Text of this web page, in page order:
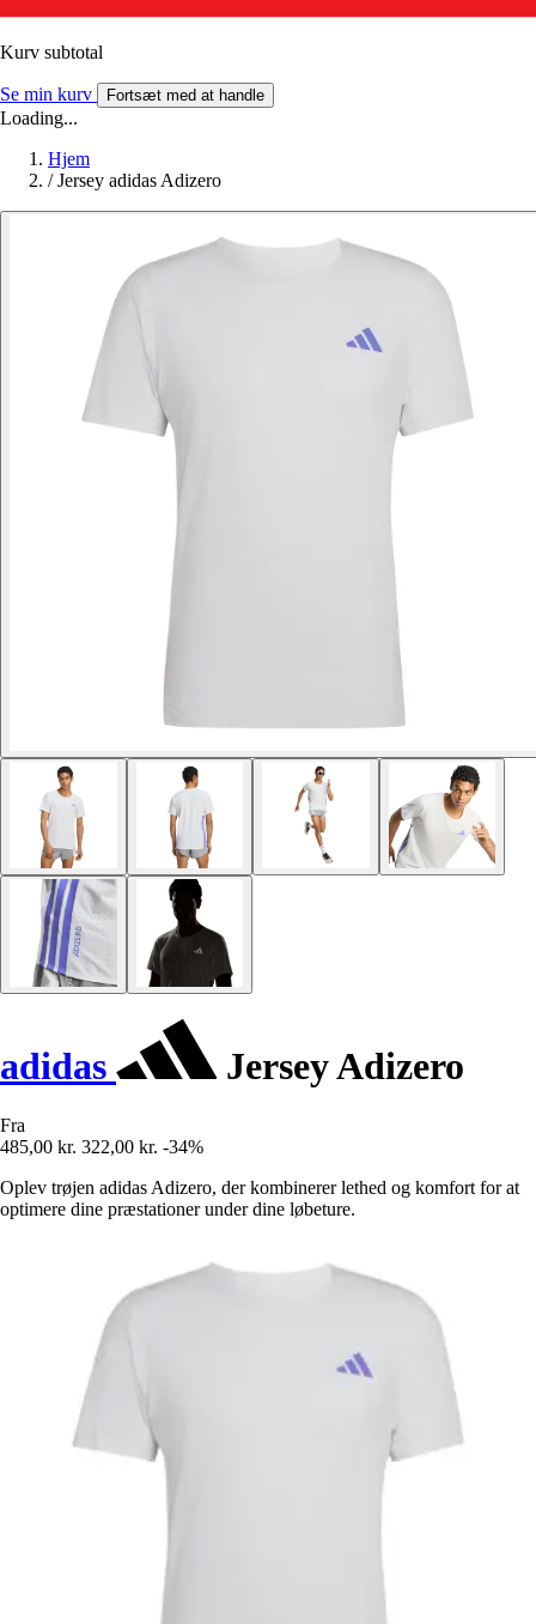
Kurv subtotal
Se min kurv Fortsæt med at handle
Loading...
Hjem
/ Jersey adidas Adizero
adidas Jersey Adizero
Fra
485,00 kr. 322,00 kr. -34%
Oplev trøjen adidas Adizero, der kombinerer lethed og komfort for at
optimere dine præstationer under dine løbeture.